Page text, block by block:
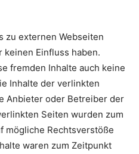
zu externen Webseiten
keinen Einfluss haben.
fremden Inhalte auch keine
Inhalte der verlinkten
Anbieter oder Betreiber der
Seiten wurden zum
mögliche Rechtsverstöße
waren zum Zeitpunkt